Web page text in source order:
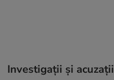
Investigații și acuzații